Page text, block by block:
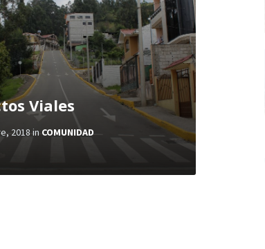
Viales
2018 in COMUNIDAD